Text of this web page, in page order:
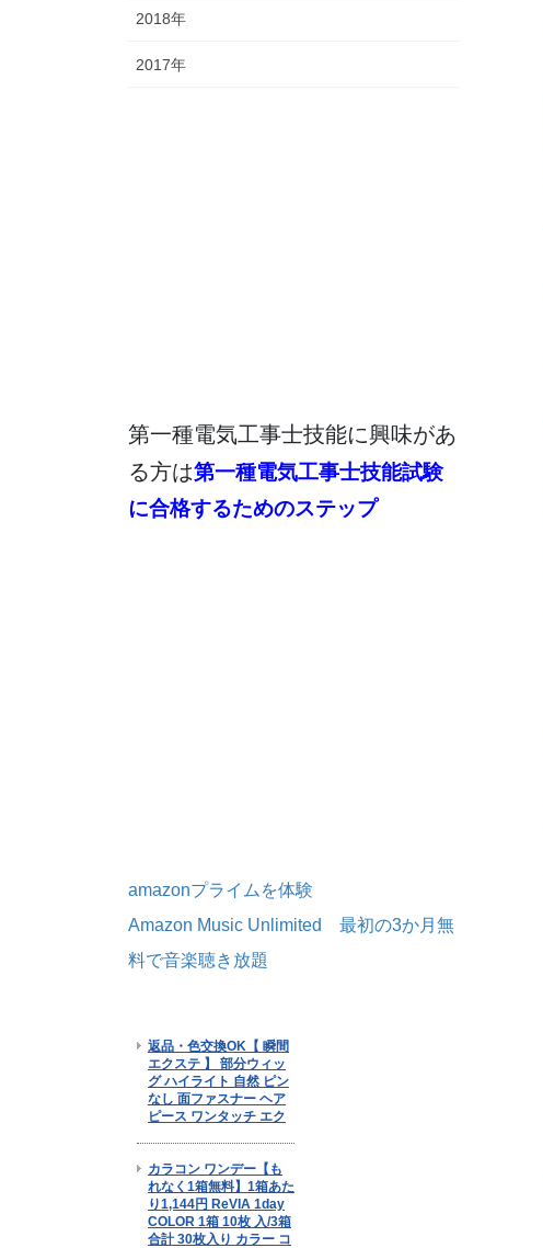
2018年
2017年
第一種電気工事士技能に興味があ
る方は第一種電気工事士技能試験
に合格するためのステップ
amazonプライムを体験
Amazon Music Unlimited 最初の3か月無
料で音楽聴き放題